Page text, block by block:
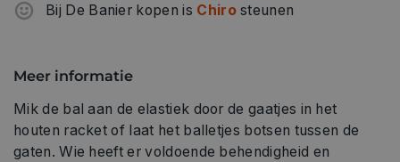
Bij De Banier kopen is Chirosteunen
Meer informatie
Mik de bal aan de elastiek door de gaatjes in het
houten racket of laat het balletjes botsen tussen de
gaten. Wie heeft er voldoende behendigheid en